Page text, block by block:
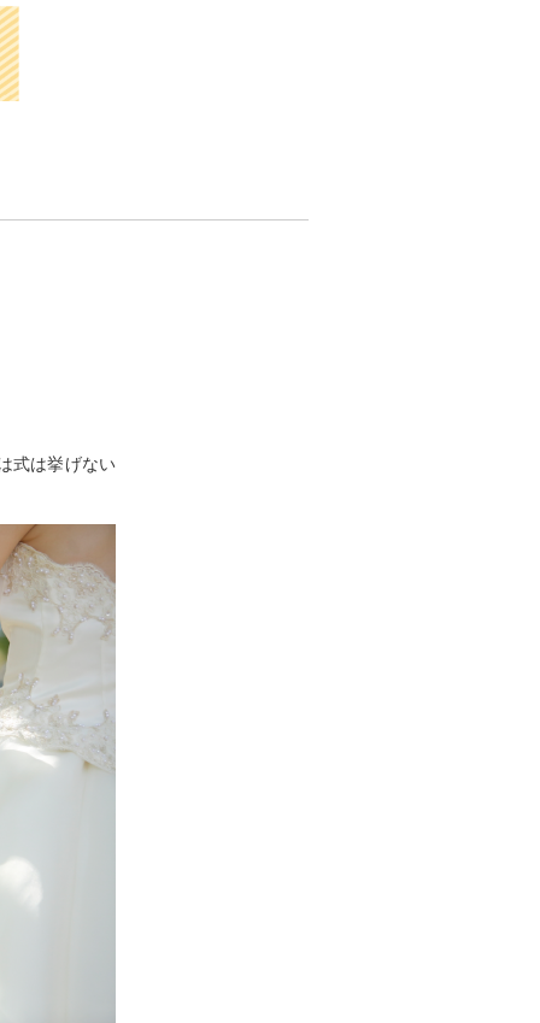
式は挙げない